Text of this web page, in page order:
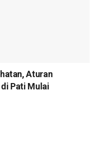
Aturan
Pati Mulai